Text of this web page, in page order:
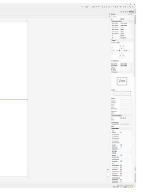
서비스 중 하나에만 처리를
는 서비스가 시작하는 방
각의 서비스에 대해서는 실
씩 살펴보도록 하겠습니다.
로 실행되는 스타티드 서
동작할 수 있습니다. 때문